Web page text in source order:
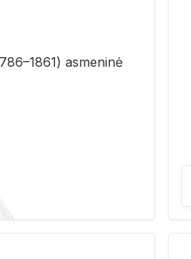
as­me­ni­nė